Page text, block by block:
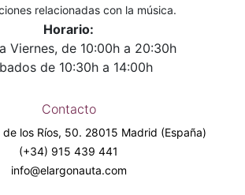
relacionadas con la música.
Horario:
Viernes, de 10:00h a 20:30h
de 10:30h a 14:00h
Contacto
los Ríos, 50. 28015 Madrid (España)
(+34) 915 439 441
info@elargonauta.com